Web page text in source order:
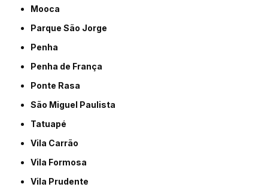
Mooca
Parque São Jorge
Penha
Penha de França
Ponte Rasa
São Miguel Paulista
Tatuapé
Vila Carrão
Vila Formosa
Vila Prudente